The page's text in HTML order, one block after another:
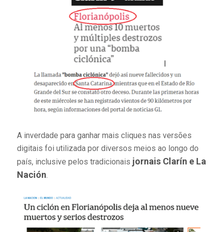
A inverdade para ganhar mais cliques nas versões
digitais foi utilizada por diversos meios ao longo do
país, inclusive pelos tradicionais jornais Clarín e La
Nación.